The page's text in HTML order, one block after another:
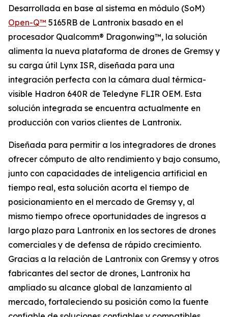
Desarrollada en base al sistema en módulo (SoM)
Open-Q™ 5165RB de Lantronix basado en el
procesador Qualcomm® Dragonwing™, la solución
alimenta la nueva plataforma de drones de Gremsy y
su carga útil Lynx ISR, diseñada para una
integración perfecta con la cámara dual térmica-
visible Hadron 640R de Teledyne FLIR OEM. Esta
solución integrada se encuentra actualmente en
producción con varios clientes de Lantronix.
Diseñada para permitir a los integradores de drones
ofrecer cómputo de alto rendimiento y bajo consumo,
junto con capacidades de inteligencia artificial en
tiempo real, esta solución acorta el tiempo de
posicionamiento en el mercado de Gremsy y, al
mismo tiempo ofrece oportunidades de ingresos a
largo plazo para Lantronix en los sectores de drones
comerciales y de defensa de rápido crecimiento.
Gracias a la relación de Lantronix con Gremsy y otros
fabricantes del sector de drones, Lantronix ha
ampliado su alcance global de lanzamiento al
mercado, fortaleciendo su posición como la fuente